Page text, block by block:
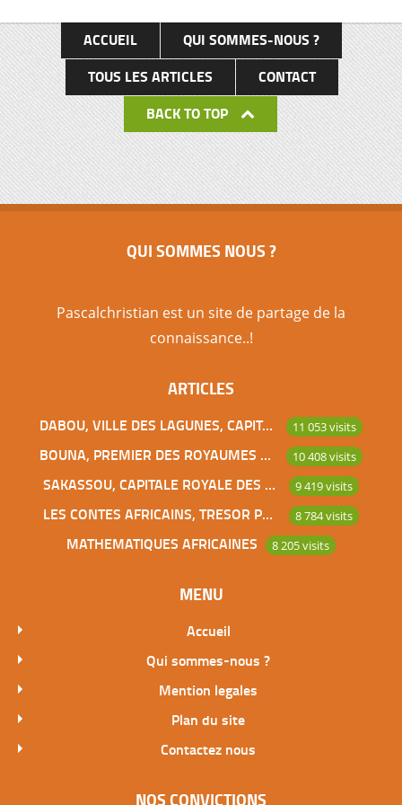
ACCUEIL
QUI SOMMES-NOUS ?
TOUS LES ARTICLES
CONTACT
BACK TO TOP
QUI SOMMES NOUS ?
Pascalchristian est un site de partage de la
connaissance..!
ARTICLES
DABOU, VILLE DES LAGUNES, CAPITALE DES ADJOUKROU 11 053 visits
BOUNA, PREMIER DES ROYAUMES DE CÔTE D’IVOIRE 10 408 visits
SAKASSOU, CAPITALE ROYALE DES BAOULES 9 419 visits
LES CONTES AFRICAINS, TRESOR POUR L’HUMANITE 8 784 visits
MATHEMATIQUES AFRICAINES 8 205 visits
MENU
Accueil
Qui sommes-nous ?
Mention legales
Plan du site
Contactez nous
NOS CONVICTIONS